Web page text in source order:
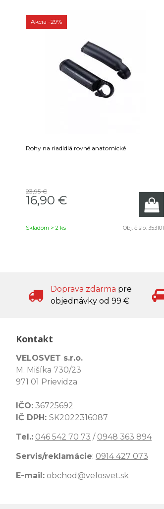
Akcia -29%
Rohy na riadidlá rovné anatomické
23,95 €
16,90 €
Skladom > 2 ks Obj. čislo: 353101
Doprava zdarma pre
objednávky od 99 €
Kontakt
VELOSVET s.r.o.
M. Mišíka 730/23
971 01 Prievidza
IČO: 36725692
IČ DPH: SK2022316087
Tel.: 046 542 70 73 / 0948 363 894
Servis/reklamácie: 0914 427 073
E-mail: obchod@velosvet.sk